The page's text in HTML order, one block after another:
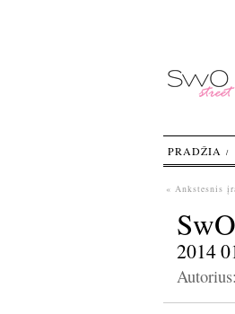
« Ankstesnis
2014
Autorius:
PRADŽIA